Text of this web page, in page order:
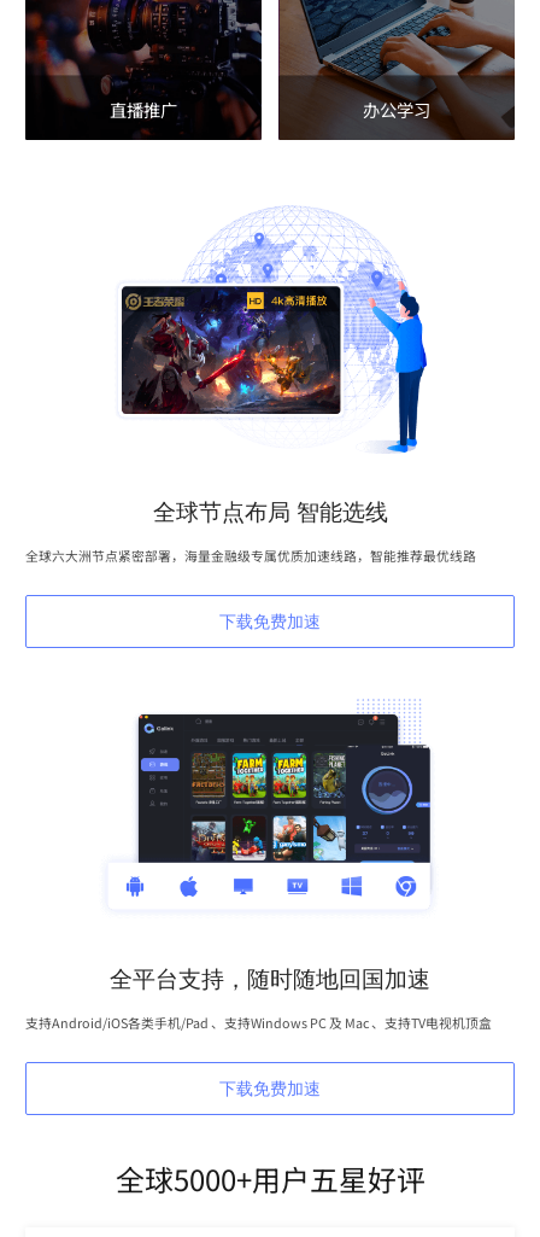
直播推广 办公学习
全球节点布局 智能选线
全球六大洲节点紧密部署，海量金融级专属优质加速线路，智能推荐最优线路
下载免费加速
全平台支持，随时随地回国加速
支持Android/iOS各类手机/Pad 、支持Windows PC 及 Mac 、支持TV电视机顶盒
下载免费加速
全球5000+用户五星好评